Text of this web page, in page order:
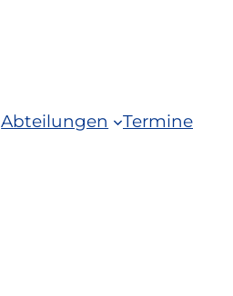
Abteilungen Termine